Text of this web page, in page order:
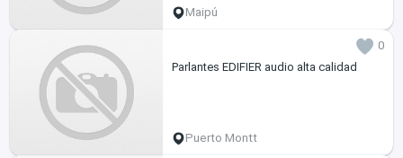
Maipú
0
Parlantes EDIFIER audio alta calidad
Puerto Montt